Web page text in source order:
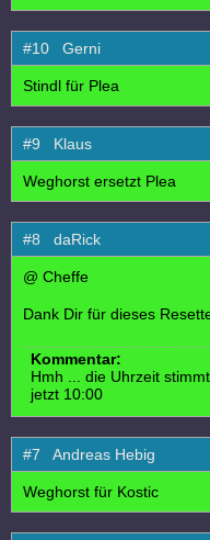
#10 Gerni
Stindl für Plea
#9 Klaus
Weghorst ersetzt Plea
#8 daRick
@ Cheffe
Dank Dir für dieses
Kommentar:
Hmh ... die Uhrzeit
jetzt 10:00
#7 Andreas Hebig
Weghorst für Kostic